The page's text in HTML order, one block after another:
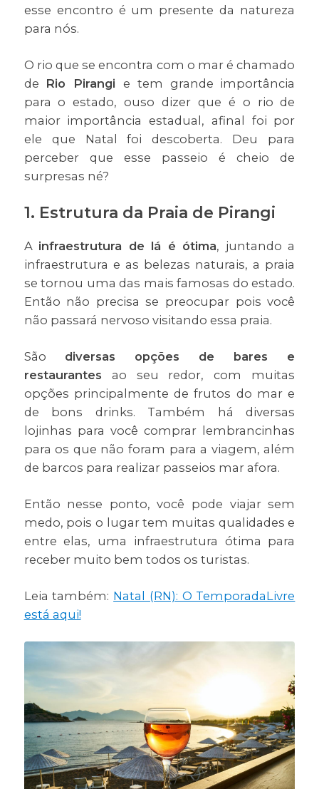
esse encontro é um presente da natureza
para nós.
O rio que se encontra com o mar é chamado
de Rio Pirangie tem grande importância
para o estado, ouso dizer que é o rio de
maior importância estadual, afinal foi por
ele que Natal foi descoberta. Deu para
perceber que esse passeio é cheio de
surpresas né?
1. Estrutura da Praia de Pirangi
A infraestrutura de lá é ótima, juntando a
infraestrutura e as belezas naturais, a praia
se tornou uma das mais famosas do estado.
Então não precisa se preocupar pois você
não passará nervoso visitando essa praia.
São diversas opções de bares e
restaurantes ao seu redor, com muitas
opções principalmente de frutos do mar e
de bons drinks. Também há diversas
lojinhas para você comprar lembrancinhas
para os que não foram para a viagem, além
de barcos para realizar passeios mar afora.
Então nesse ponto, você pode viajar sem
medo, pois o lugar tem muitas qualidades e
entre elas, uma infraestrutura ótima para
receber muito bem todos os turistas.
Leia também: Natal (RN): O TemporadaLivre
está aqui!